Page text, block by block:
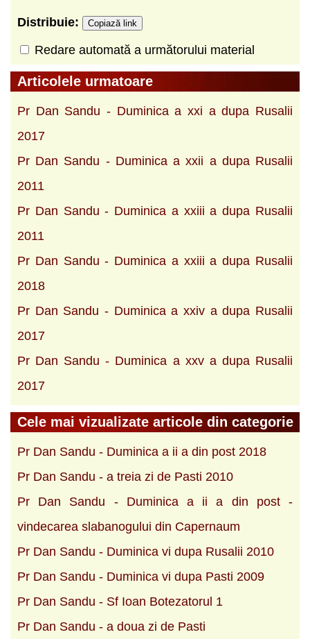
Distribuie: Copiază link
Redare automată a următorului material
Articolele urmatoare
Pr Dan Sandu - Duminica a xxi a dupa Rusalii
2017
Pr Dan Sandu - Duminica a xxii a dupa Rusalii
2011
Pr Dan Sandu - Duminica a xxiii a dupa Rusalii
2011
Pr Dan Sandu - Duminica a xxiii a dupa Rusalii
2018
Pr Dan Sandu - Duminica a xxiv a dupa Rusalii
2017
Pr Dan Sandu - Duminica a xxv a dupa Rusalii
2017
Cele mai vizualizate articole din categorie
Pr Dan Sandu - Duminica a ii a din post 2018
Pr Dan Sandu - a treia zi de Pasti 2010
Pr Dan Sandu - Duminica a ii a din post -
vindecarea slabanogului din Capernaum
Pr Dan Sandu - Duminica vi dupa Rusalii 2010
Pr Dan Sandu - Duminica vi dupa Pasti 2009
Pr Dan Sandu - Sf Ioan Botezatorul 1
Pr Dan Sandu - a doua zi de Pasti